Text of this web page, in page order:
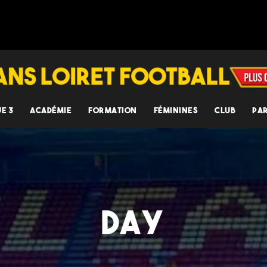
3 ACADÉMIE FORMATION FÉMININES CLUB
DAY